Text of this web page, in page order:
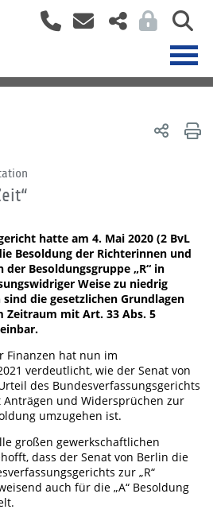
hatte am 4. Mai 2020 (2 BvL
Besoldung der Richterinnen und
Besoldungsgruppe „R“ in
Weise zu niedrig
die gesetzlichen Grundlagen
Zeitraum mit Art. 33 Abs. 5
Finanzen hat nun im
verdeutlicht, wie der Senat von
des Bundesverfassungsgerichts
und Widersprüchen zur
umzugehen ist.
großen gewerkschaftlichen
dass der Senat von Berlin die
zur „R“
auch für die „A“ Besoldung